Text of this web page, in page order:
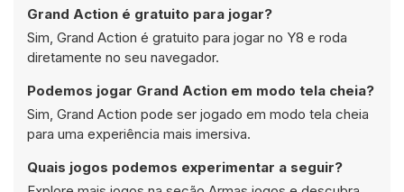
Grand Action é gratuito para jogar?
Sim, Grand Action é gratuito para jogar no Y8 e roda
diretamente no seu navegador.
Podemos jogar Grand Action em modo tela cheia?
Sim, Grand Action pode ser jogado em modo tela cheia
para uma experiência mais imersiva.
Quais jogos podemos experimentar a seguir?